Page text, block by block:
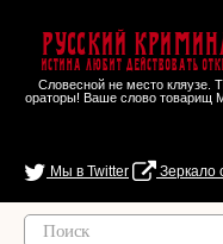
Русский
Истина любит действовать
Словесной не место кляузе.
ораторы! Ваше слово товарищ
Мы в Twitter Зеркало